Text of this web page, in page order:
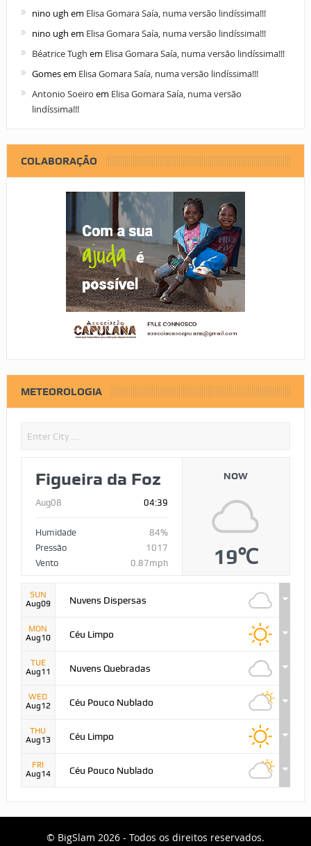
nino ugh em Elisa Gomara Saía, numa versão lindíssima!!!
nino ugh em Elisa Gomara Saía, numa versão lindíssima!!!
Béatrice Tugh em Elisa Gomara Saía, numa versão lindíssima!!!
Gomesem Elisa Gomara Saía, numa versão lindíssima!!!
Antonio Soeiro em Elisa Gomara Saía, numa versão
lindíssima!!!
COLABORAÇÃO
METEOROLOGIA
Figueira da Foz
Aug08 04:39
Humidade
84%
Pressão
1017
Vento
0.87mph
NOW
19℃
SUN
Aug09
Nuvens Dispersas
MON
Aug10
Céu Limpo
TUE
Aug11
Nuvens Quebradas
WED
Aug12
Céu Pouco Nublado
THU
Aug13
Céu Limpo
FRI
Aug14
Céu Pouco Nublado
© BigSlam 2026 - Todos os direitos reservados.